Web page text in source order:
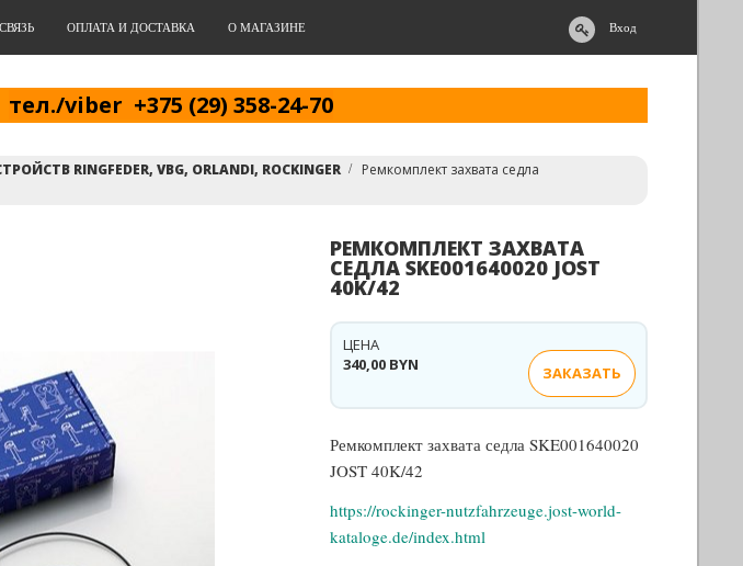
Вход
ОПЛАТА И ДОСТАВКА О МАГАЗИНЕ
тел./viber +375 (29) 358-24-70
RINGFEDER, VBG, ORLANDI, ROCKINGER
Ремкомплект захвата седла
РЕМКОМПЛЕКТ ЗАХВАТА
СЕДЛА SKE001640020 JOST
40K/42
340,00 BYN
ЦЕНА
ЗАКАЗАТЬ
Ремкомплект захвата седла SKE001640020
JOST 40K/42
https://rockinger-nutzfahrzeuge.jost-world-
kataloge.de/index.html